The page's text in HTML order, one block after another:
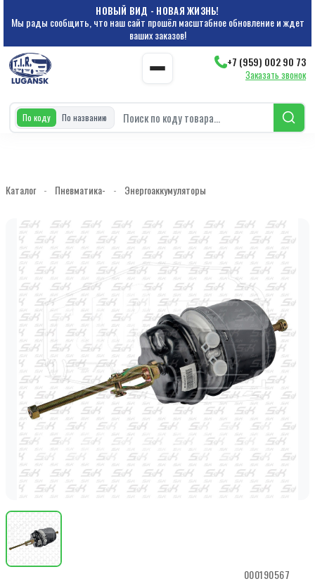
НОВЫЙ ВИД - НОВАЯ ЖИЗНЬ!
Мы рады сообщить, что наш сайт прошёл масштабное обновление и ждет
ваших заказов!
+7 (959) 002 90 73
Заказать звонок
По коду По названию
Каталог - Пневматика- - Энергоаккумуляторы
000190567